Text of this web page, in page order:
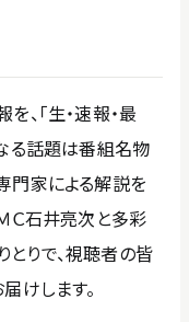
、「生・速報・最
る話題は番組名物
門家による解説を
Ｃ石井亮次と多彩
りで、視聴者の皆
けします。